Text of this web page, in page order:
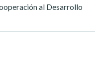
al Desarrollo